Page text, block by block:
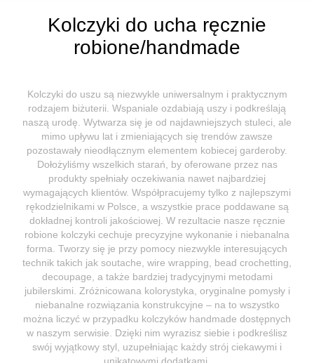
Kolczyki do ucha ręcznie
robione/handmade
Kolczyki do uszu są niezwykle uniwersalnym i praktycznym
rodzajem biżuterii. Wspaniale ozdabiają uszy i podkreślają
naszą urodę. Wytwarza się je od najdawniejszych stuleci, ale
mimo upływu lat i zmieniających się trendów zawsze
pozostawały nieodłącznym elementem kobiecej garderoby.
Dołożyliśmy wszelkich starań, by oferowane przez nas
produkty spełniały oczekiwania nawet najbardziej
wymagających klientów. Współpracujemy tylko z najlepszymi
rękodzielnikami w Polsce, a wszystkie prace poddawane są
dokładnej kontroli jakościowej. W rezultacie nasze ręcznie
robione kolczyki cechuje precyzyjne wykonanie i niebanalna
forma. Tworzy się je przy pomocy niezwykle interesujących
technik takich jak soutache, wire wrapping, bead crochetting,
decoupage, a także bardziej tradycyjnymi metodami
jubilerskimi. Zróżnicowana kolorystyka, oryginalne pomysły i
niebanalne rozwiązania konstrukcyjne – na to wszystko
można liczyć w przypadku kolczyków handmade dostępnych
w naszym serwisie. Dzięki nim wyrazisz siebie i podkreślisz
swój wyjątkowy styl, uzupełniając każdy strój ciekawymi i
unikatowymi dodatkami.